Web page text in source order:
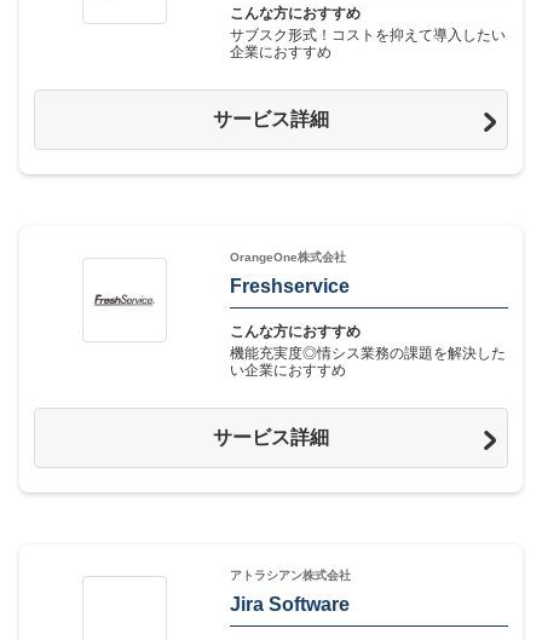
こんな方におすすめ
サブスク形式！コストを抑えて導入したい
企業におすすめ
サービス詳細
OrangeOne株式会社
Freshservice
こんな方におすすめ
機能充実度◎情シス業務の課題を解決した
い企業におすすめ
サービス詳細
アトラシアン株式会社
Jira Software